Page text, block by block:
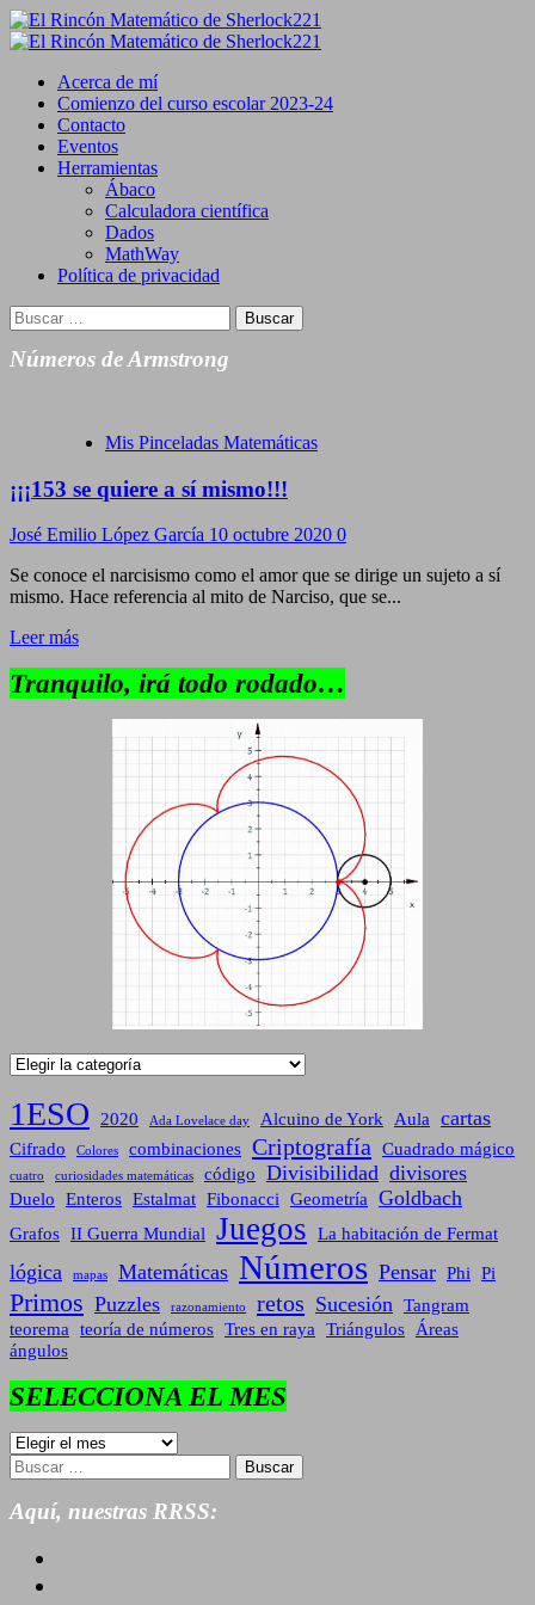
Saltar
al
Primary
Acerca de mí
Comienzo del curso escolar 2023-24
Contacto
Eventos
Herramientas
Ábaco
Calculadora científica
Dados
MathWay
Política de privacidad
Buscar:
Números de Armstrong
Mis Pinceladas Matemáticas
¡¡¡153 se quiere a sí mismo!!!
José Emilio López García 10 octubre 2020 0
Se conoce el narcisismo como el amor que se dirige un sujeto a sí
mismo. Hace referencia al mito de Narciso, que se...
Leer más
Tranquilo, irá todo rodado…
Categorías
1ESO 2020 Ada Lovelace day Alcuino de York Aula cartas
Cifrado Colores combinaciones Criptografía Cuadrado mágico
cuatro curiosidades matemáticas código Divisibilidad divisores
Duelo Enteros Estalmat Fibonacci Geometría Goldbach
Grafos II Guerra Mundial Juegos La habitación de Fermat
lógica mapas Matemáticas Números Pensar Phi Pi
Primos Puzzles razonamiento retos Sucesión Tangram
teorema teoría de números Tres en raya Triángulos Áreas
ángulos
SELECCIONA EL MES
SELECCIONA
EL
MES
Buscar:
Aquí, nuestras RRSS: